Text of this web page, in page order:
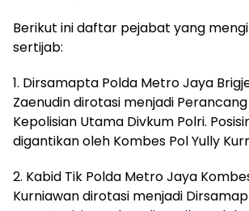
Berikut ini daftar pejabat yang
sertijab:
1. Dirsamapta Polda Metro Jaya
Zaenudin dirotasi menjadi
Kepolisian Utama Divkum Polri.
digantikan oleh Kombes Pol Yully
2. Kabid Tik Polda Metro Jaya
Kurniawan dirotasi menjadi